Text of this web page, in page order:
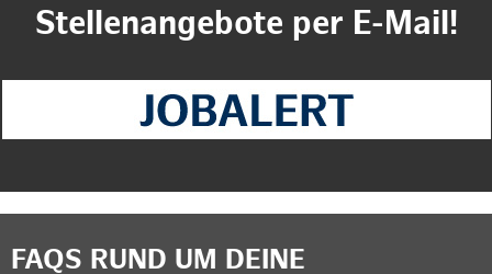
Stellenangebote per E-Mail!
FAQS RUND UM DEINE